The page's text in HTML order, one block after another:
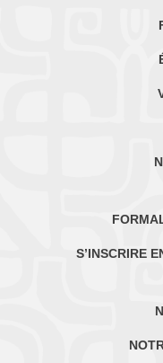
S’INSCRIRE